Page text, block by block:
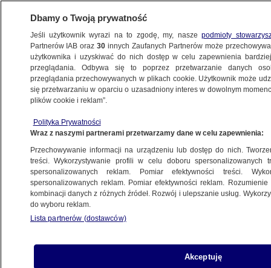
KULTURA I STYL
3.06.2026, 17:57
Posłuchaj artykułu
Czyta lektor AI
Dbamy o Twoją prywatność
Jeśli użytkownik wyrazi na to zgodę, my, naszepodmioty
Partnerów IAB oraz30 innych Zaufanych Partnerów może
użytkownika i uzyskiwać do nich dostęp w celu zapewnienia
przeglądania. Odbywa się to poprzez przetwarzanie danych
przeglądania przechowywanych w plikach cookie. Użytkownik może
się przetwarzaniu w oparciu o uzasadniony interes w dowolnym
plików cookie i reklam”.
Polityka Prywatności
Wraz z naszymi partnerami przetwarzamy dane w celu zapewnienia:
Przechowywanie informacji na urządzeniu lub dostęp do nich.
treści. Wykorzystywanie profili w celu doboru spersonalizowanych
spersonalizowanych reklam. Pomiar efektywności treści.
spersonalizowanych reklam. Pomiar efektywności reklam.
kombinacji danych z różnych źródeł. Rozwój i ulepszanie usług.
do wyboru reklam.
Lista partnerów (dostawców)
Akceptuję